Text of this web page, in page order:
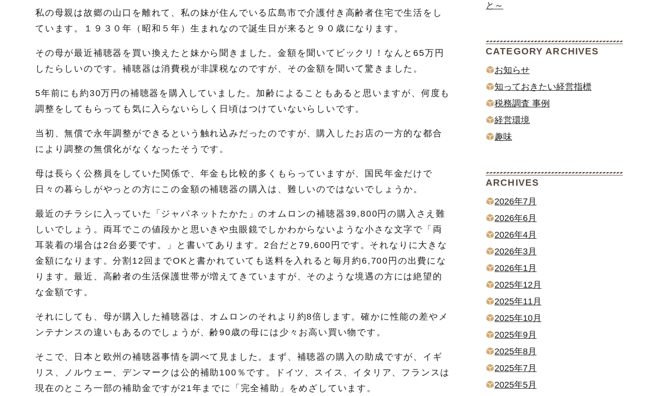
私の母親は故郷の山口を離れて、私の妹が住んでいる広島市で介護付き高齢者住宅で生活をし
ています。１９３０年（昭和５年）生まれなので誕生日が来ると９０歳になります。
その母が最近補聴器を買い換えたと妹から聞きました。金額を聞いてビックリ！なんと65万円
したらしいのです。補聴器は消費税が非課税なのですが、その金額を聞いて驚きました。
5年前にも約30万円の補聴器を購入していました。加齢によることもあると思いますが、何度も
調整をしてもらっても気に入らないらしく日頃はつけていないらしいです。
当初、無償で永年調整ができるという触れ込みだったのですが、購入したお店の一方的な都合
により調整の無償化がなくなったそうです。
母は長らく公務員をしていた関係で、年金も比較的多くもらっていますが、国民年金だけで
日々の暮らしがやっとの方にこの金額の補聴器の購入は、難しいのではないでしょうか。
最近のチラシに入っていた「ジャパネットたかた」のオムロンの補聴器39,800円の購入さえ難
しいでしょう。両耳でこの値段かと思いきや虫眼鏡でしかわからないような小さな文字で「両
耳装着の場合は2台必要です。」と書いてあります。2台だと79,600円です。それなりに大きな
金額になります。分割12回までOKと書かれていても送料を入れると毎月約6,700円の出費にな
ります。最近、高齢者の生活保護世帯が増えてきていますが、そのような境遇の方には絶望的
な金額です。
それにしても、母が購入した補聴器は、オムロンのそれより約8倍します。確かに性能の差やメ
ンテナンスの違いもあるのでしょうが、齢90歳の母には少々お高い買い物です。
そこで、日本と欧州の補聴器事情を調べて見ました。まず、補聴器の購入の助成ですが、イギ
リス、ノルウェー、デンマークは公的補助100％です。ドイツ、スイス、イタリア、フランスは
現在のところ一部の補助金ですが21年までに「完全補助」をめざしています。
と～
CATEGORY ARCHIVES
お知らせ
知っておきたい経営指標
税務調査 事例
経営環境
趣味
ARCHIVES
2026年7月
2026年6月
2026年4月
2026年3月
2026年1月
2025年12月
2025年11月
2025年10月
2025年9月
2025年8月
2025年7月
2025年5月